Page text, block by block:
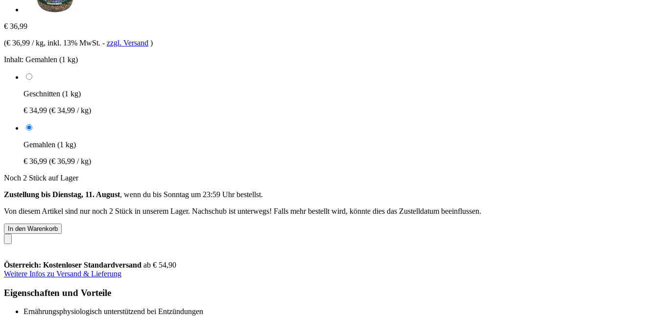
€ 36,99
(€ 36,99 / kg, inkl. 13% MwSt. - zzgl. Versand )
Inhalt: Gemahlen (1 kg)
Geschnitten (1 kg)
€ 34,99 (€ 34,99 / kg)
Gemahlen (1 kg)
€ 36,99 (€ 36,99 / kg)
Noch 2 Stück auf Lager
Zustellung bis Dienstag, 11. August, wenn du bis Sonntag um 23:59 Uhrbestellst.
Von diesem Artikel sind nur noch 2 Stück in unserem Lager. Nachschub ist unterwegs! Falls mehr bestellt wird, könnte dies das Zustelldatum beeinflussen.
In den Warenkorb
Österreich: Kostenloser Standardversand ab € 54,90
Weitere Infos zu Versand & Lieferung
Eigenschaften und Vorteile
Ernährungsphysiologisch unterstützend bei Entzündungen